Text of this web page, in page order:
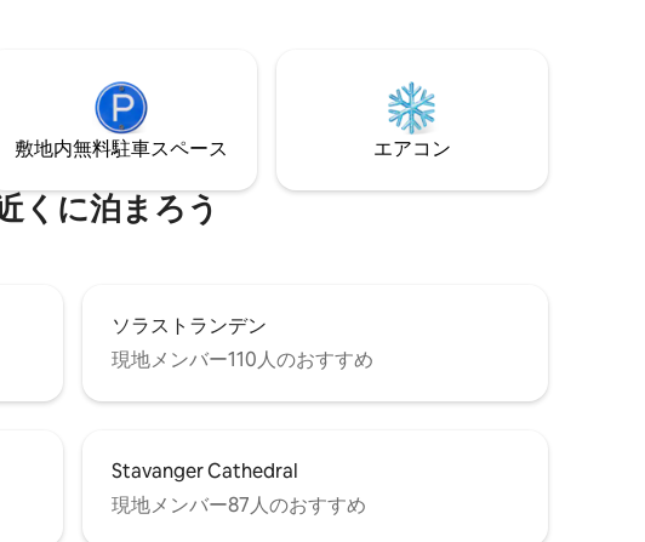
ラクションです。
に素晴らしい景色
ります。
び販売されているものはすべてここで作
敷地内無料駐⁠車ス⁠ペ⁠ー⁠ス エアコン
くに泊まろう
ソラストランデン
現地メンバー110人のおすすめ
Stavanger Cathedral
現地メンバー87人のおすすめ